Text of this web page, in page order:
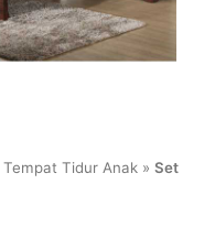
Tempat Tidur Anak » Set